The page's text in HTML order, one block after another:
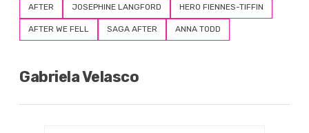
AFTER JOSEPHINE LANGFORD HERO FIENNES-TIFFIN
AFTER WE FELL SAGA AFTER ANNA TODD
Gabriela Velasco